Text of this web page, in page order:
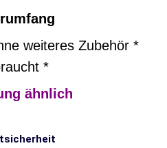
weiteres Zubehör *
*
ähnlich